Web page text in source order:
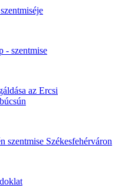
- szentmise
az Ercsi
szentmise Székesfehérváron